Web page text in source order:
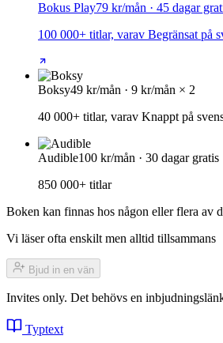
Bokus Play79 kr/mån · 45 dagar
100 000+ titlar, varav Begränsat på
Boksy49 kr/mån · 9 kr/mån × 2
40 000+ titlar, varav Knappt på
Audible100 kr/mån · 30 dagar gratis
850 000+ titlar
Boken kan finnas hos någon eller flera av
Vi läser ofta enskilt men alltid tillsammans
Bjud in en vän
Invites only. Det behövs en
Typtext